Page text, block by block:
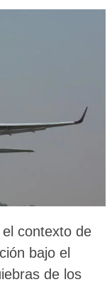
contexto de
bajo el
de los